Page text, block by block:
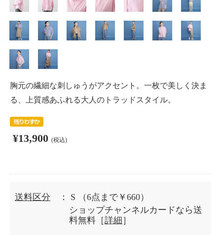
胸元の繊細な刺しゅうがアクセント。一枚で美しく決ま
る、上質感あふれる大人のトラッドスタイル。
¥13,900 (税込)
送料区分 ： S
（6点まで￥660）
ショップチャンネルカードなら送
料無料［詳細 ］